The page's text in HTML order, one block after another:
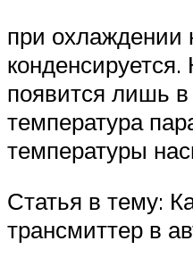
при охлаждении
конденсируется.
появится лишь
температура
температуры
Статья в тему:
трансмиттер в